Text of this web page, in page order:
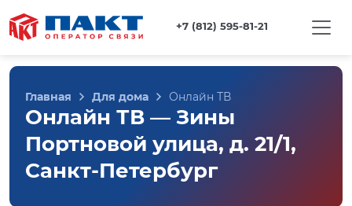
+7 (812) 595-81-21
Главная Для дома Онлайн ТВ
Онлайн ТВ — Зины
Портновой улица, д. 21/1,
Санкт-Петербург